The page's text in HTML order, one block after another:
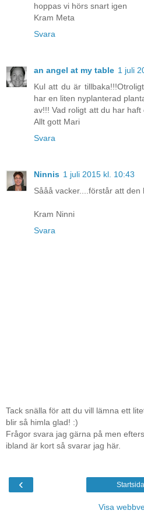
hoppas vi hörs snart igen
Kram Meta
Svara
an angel at my table 1 juli
Kul att du är
har en liten nyplanterad
av!!! Vad roligt att du har
Allt gott Mari
Svara
Ninnis 1 juli 2015 kl. 10:43
Sååå vacker....förstår att den
Kram Ninni
Svara
Tack snälla för att du vill lämna ett
blir så himla glad! :)
Frågor svara jag gärna på men
ibland är kort så svarar jag här.
‹ Startsida
Visa